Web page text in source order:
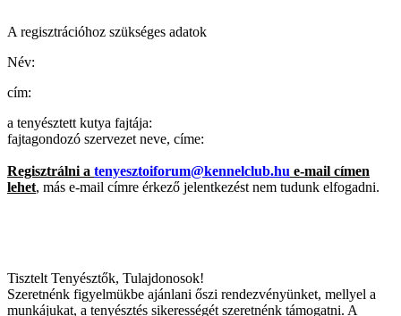
A regisztrációhoz szükséges adatok
Név:
cím:
a tenyésztett kutya fajtája:
fajtagondozó szervezet neve, címe:
Regisztrálni a tenyesztoiforum@kennelclub.hu e-mail címen
lehet, más e-mail címre érkező jelentkezést nem tudunk elfogadni.
Tisztelt Tenyésztők, Tulajdonosok!
Szeretnénk figyelmükbe ajánlani őszi rendezvényünket, mellyel a
munkájukat, a tenyésztés sikerességét szeretnénk támogatni. A